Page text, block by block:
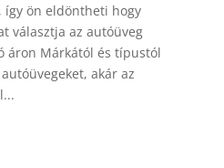
így ön eldöntheti hogy
választja az autóüveg
áron Márkától és típustól
akár az